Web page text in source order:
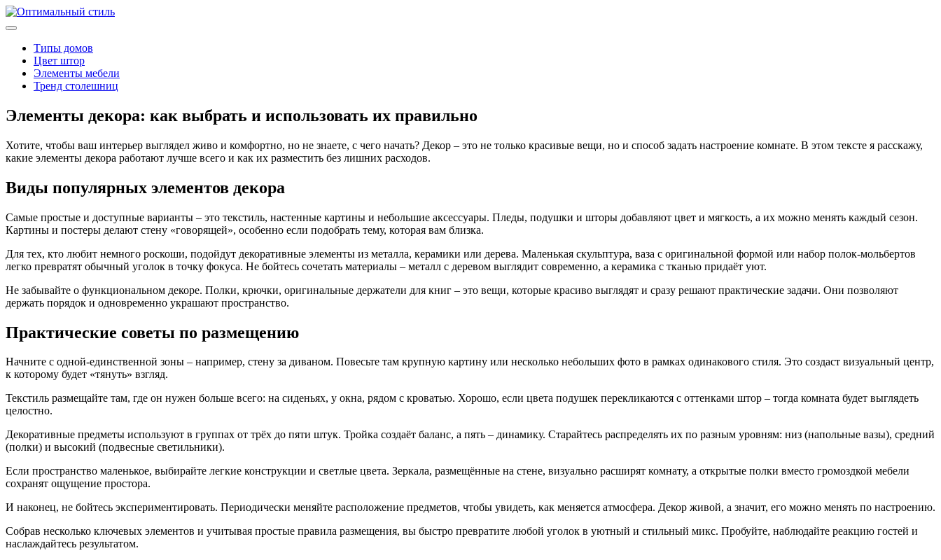
Типы домов
Цвет штор
Элементы мебели
Тренд столешниц
Элементы декора: как выбрать и использовать их правильно
Хотите, чтобы ваш интерьер выглядел живо и комфортно, но не знаете, с чего начать? Декор – это не только красивые вещи, но и способ задать настроение комнате. В этом тексте я расскажу,
какие элементы декора работают лучше всего и как их разместить без лишних расходов.
Виды популярных элементов декора
Самые простые и доступные варианты – это текстиль, настенные картины и небольшие аксессуары. Пледы, подушки и шторы добавляют цвет и мягкость, а их можно менять каждый сезон.
Картины и постеры делают стену «говорящей», особенно если подобрать тему, которая вам близка.
Для тех, кто любит немного роскоши, подойдут декоративные элементы из металла, керамики или дерева. Маленькая скульптура, ваза с оригинальной формой или набор полок‑мольбертов
легко превратят обычный уголок в точку фокуса. Не бойтесь сочетать материалы – металл с деревом выглядит современно, а керамика с тканью придаёт уют.
Не забывайте о функциональном декоре. Полки, крючки, оригинальные держатели для книг – это вещи, которые красиво выглядят и сразу решают практические задачи. Они позволяют
держать порядок и одновременно украшают пространство.
Практические советы по размещению
Начните с одной‑единственной зоны – например, стену за диваном. Повесьте там крупную картину или несколько небольших фото в рамках одинакового стиля. Это создаст визуальный центр,
к которому будет «тянуть» взгляд.
Текстиль размещайте там, где он нужен больше всего: на сиденьях, у окна, рядом с кроватью. Хорошо, если цвета подушек перекликаются с оттенками штор – тогда комната будет выглядеть
целостно.
Декоративные предметы используют в группах от трёх до пяти штук. Тройка создаёт баланс, а пять – динамику. Старайтесь распределять их по разным уровням: низ (напольные вазы), средний
(полки) и высокий (подвесные светильники).
Если пространство маленькое, выбирайте легкие конструкции и светлые цвета. Зеркала, размещённые на стене, визуально расширят комнату, а открытые полки вместо громоздкой мебели
сохранят ощущение простора.
И наконец, не бойтесь экспериментировать. Периодически меняйте расположение предметов, чтобы увидеть, как меняется атмосфера. Декор живой, а значит, его можно менять по настроению.
Собрав несколько ключевых элементов и учитывая простые правила размещения, вы быстро превратите любой уголок в уютный и стильный микс. Пробуйте, наблюдайте реакцию гостей и
наслаждайтесь результатом.